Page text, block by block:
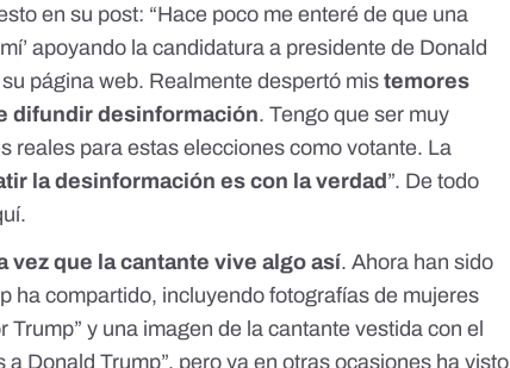
en su post: “Hace poco me enteré de que una
apoyando la candidatura a presidente de Donald
página web. Realmente despertó mistemores
difundir desinformación. Tengo que ser muy
reales para estas elecciones como votante. La
la desinformación es con la verdad ”. De todo
.
vez que la cantante vive algo así. Ahora han sido
ha compartido, incluyendo fotografías de mujeres
Trump” y una imagen de la cantante vestida con el
a Donald Trump”, pero ya en otras ocasiones ha visto